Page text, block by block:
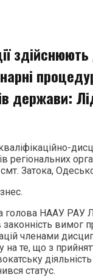
держави:
регіональних
Затока,
голова НААУ РАУ
законність
членами
те, що з
статус.